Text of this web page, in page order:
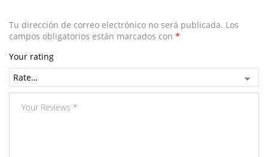
Tu dirección de correo electrónico no será publicada. Los
campos obligatorios están marcados con *
Your rating